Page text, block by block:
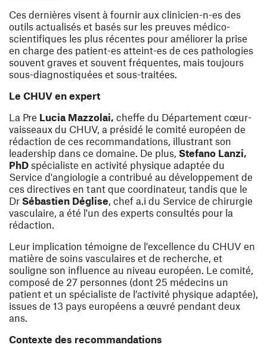
Ces dernières visent à fournir aux clinicien-n-es des
outils actualisés et basés sur les preuves médico-
scientifiques les plus récentes pour améliorer la prise
en charge des patient-es atteint-es de ces pathologies
souvent graves et souvent fréquentes, mais toujours
sous-diagnostiquées et sous-traitées.
Le CHUV en expert
La Pre Lucia Mazzolai, cheffe du Département cœur-
vaisseaux du CHUV, a présidé le comité européen de
rédaction de ces recommandations, illustrant son
leadership dans ce domaine. De plus, Stefano Lanzi,
PhD spécialiste en activité physique adaptée du
Service d'angiologie a contribué au développement de
ces directives en tant que coordinateur, tandis que le
Dr Sébastien Déglise, chef a.i du Service de chirurgie
vasculaire, a été l'un des experts consultés pour la
rédaction.
Leur implication témoigne de l'excellence du CHUV en
matière de soins vasculaires et de recherche, et
souligne son influence au niveau européen. Le comité,
composé de 27 personnes (dont 25 médecins un
patient et un spécialiste de l’activité physique adaptée),
issues de 13 pays européens a œuvré pendant deux
ans.
Contexte des recommandations